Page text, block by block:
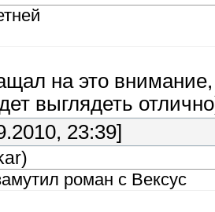
на это
выглядеть
23:39]
)
роман с Вексус